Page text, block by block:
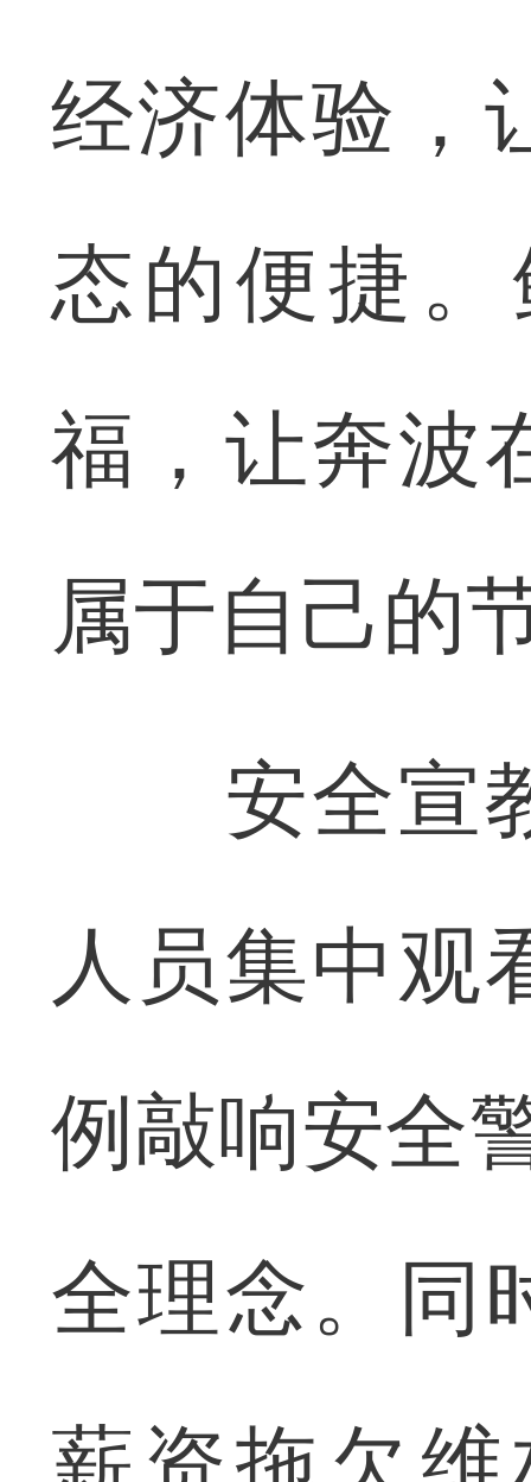
经济体验，
态的便捷
福，让奔波
属于自己的
安全宣教
人员集中观
例敲响安全
全理念。同